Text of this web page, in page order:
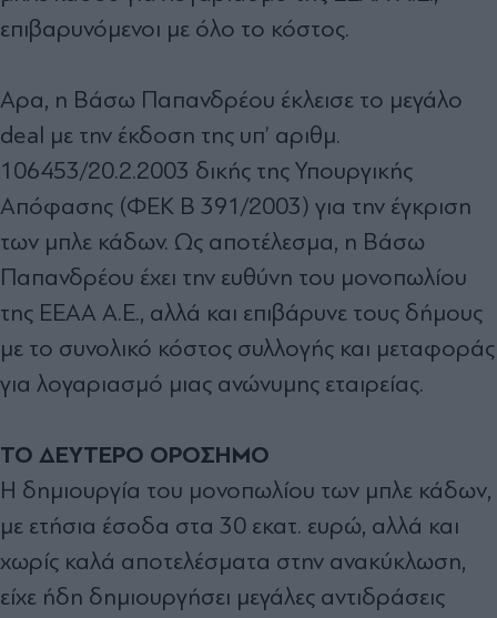
επιβαρυνόµενοι µε όλο το κόστος.
Αρα, η Βάσω Παπανδρέου έκλεισε το µεγάλο
deal µε την έκδοση της υπ’ αριθµ.
106453/20.2.2003 δικής της Υπουργικής
Απόφασης (ΦΕΚ Β 391/2003) για την έγκριση
των µπλε κάδων. Ως αποτέλεσµα, η Βάσω
Παπανδρέου έχει την ευθύνη του µονοπωλίου
της ΕΕΑΑ Α.Ε., αλλά και επιβάρυνε τους δήµους
µε το συνολικό κόστος συλλογής και µεταφοράς
για λογαριασµό µιας ανώνυµης εταιρείας.
ΤΟ ΔΕΥΤΕΡΟ ΟΡΟΣΗΜΟ
Η δηµιουργία του µονοπωλίου των µπλε κάδων,
µε ετήσια έσοδα στα 30 εκατ. ευρώ, αλλά και
χωρίς καλά αποτελέσµατα στην ανακύκλωση,
είχε ήδη δηµιουργήσει µεγάλες αντιδράσεις